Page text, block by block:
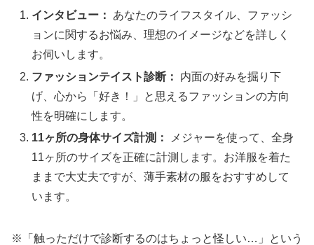
インタビュー：
あなたのライフスタイル、ファッシ
ョンに関するお悩み、理想のイメージなどを詳しく
お伺いします。
ファッションテイスト診断：
内面の好みを掘り下
げ、心から「好き！」と思えるファッションの方向
性を明確にします。
11ヶ所の身体サイズ計測：
メジャーを使って、全身
11ヶ所のサイズを正確に計測します。お洋服を着た
ままで大丈夫ですが、薄手素材の服をおすすめして
います。
※「触っただけで診断するのはちょっと怪しい…」という